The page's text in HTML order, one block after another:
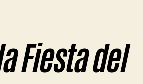
Fiesta del